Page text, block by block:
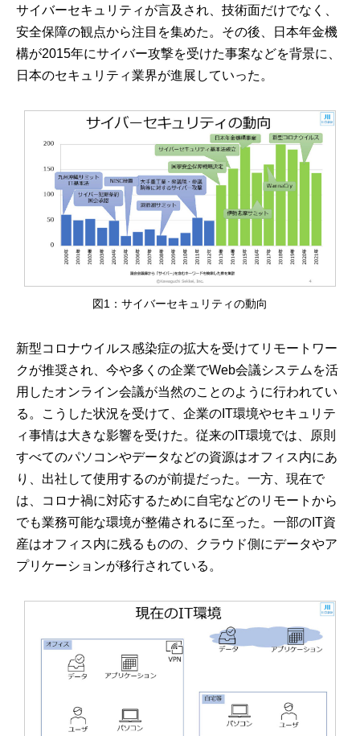
サイバーセキュリティが言及され、技術面だけでなく、
安全保障の観点から注目を集めた。その後、日本年金機
構が2015年にサイバー攻撃を受けた事案などを背景に、
日本のセキュリティ業界が進展していった。
図1：サイバーセキュリティの動向
新型コロナウイルス感染症の拡大を受けてリモートワー
クが推奨され、今や多くの企業でWeb会議システムを活
用したオンライン会議が当然のことのように行われてい
る。こうした状況を受けて、企業のIT環境やセキュリテ
ィ事情は大きな影響を受けた。従来のIT環境では、原則
すべてのパソコンやデータなどの資源はオフィス内にあ
り、出社して使用するのが前提だった。一方、現在で
は、コロナ禍に対応するために自宅などのリモートから
でも業務可能な環境が整備されるに至った。一部のIT資
産はオフィス内に残るものの、クラウド側にデータやア
プリケーションが移行されている。